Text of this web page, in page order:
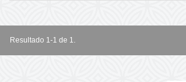
Resultado 1-1 de 1.